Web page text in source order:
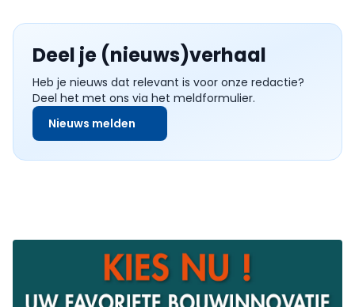
Deel je (nieuws)verhaal
Heb je nieuws dat relevant is voor onze redactie?
Deel het met ons via het meldformulier.
Nieuws melden